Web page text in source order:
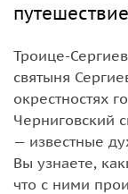
Троице-
святыня
окрестностях
Черниговский
— известные
Вы узнаете,
что с ними